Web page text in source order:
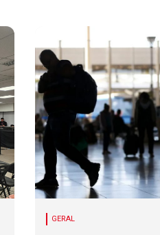
GERAL